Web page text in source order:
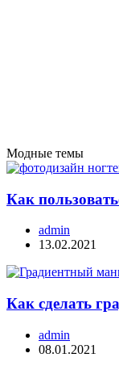
Модные темы
Как
admin
13.02.2021
Как сделать
admin
08.01.2021